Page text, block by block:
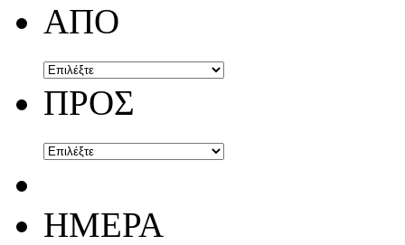
ΑΠΟ
ΠΡΟΣ
ΗΜΕΡΑ